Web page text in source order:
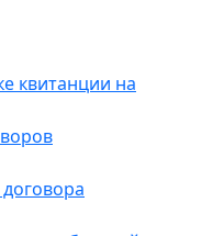
квитанции на